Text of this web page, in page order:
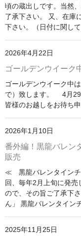
頃の蔵出しです。当然
了承下さい。 又、在庫
下さい。（日付に関し
2026年4月22日
ゴールデンウイーク
ゴールデンウイーク中
で）致します。 4月
皆様のお越しをお待ち
2026年1月10日
番外編！黒龍バレン
販売
≪ 黒龍バレンタイン
回、毎年2月上旬に発
ので、その旨ご了承下
ん」 黒龍バレンタイン
2025年11月25日